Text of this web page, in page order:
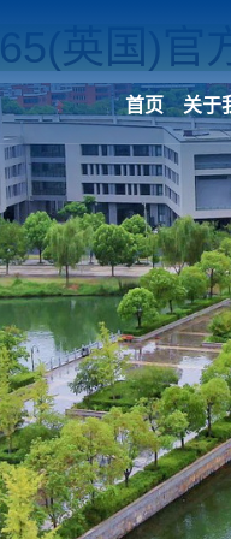
英国)官
首页 关于